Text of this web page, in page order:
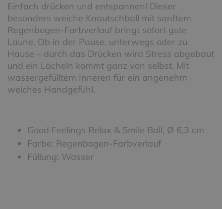
Einfach drücken und entspannen! Dieser
besonders weiche Knautschball mit sanftem
Regenbogen-Farbverlauf bringt sofort gute
Laune. Ob in der Pause, unterwegs oder zu
Hause – durch das Drücken wird Stress abgebaut
und ein Lächeln kommt ganz von selbst. Mit
wassergefülltem Inneren für ein angenehm
weiches Handgefühl.
Good Feelings Relax & Smile Ball, Ø 6,3 cm
Farbe: Regenbogen-Farbverlauf
Füllung: Wasser